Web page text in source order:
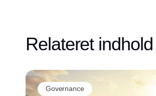
Relateret indhold
Governance